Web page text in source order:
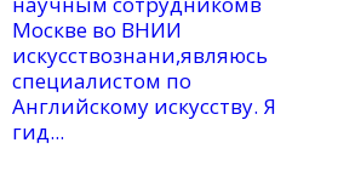
Москве во ВНИИ
искусствознани,являюсь
специалистом по
Английскому искусству. Я
гид...